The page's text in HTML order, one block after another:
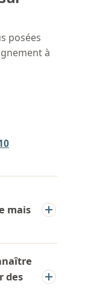
posées
à
mais
des